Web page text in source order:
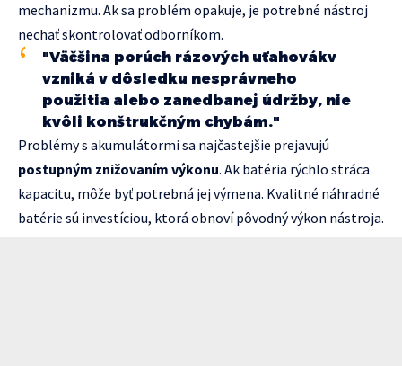
mechanizmu. Ak sa problém opakuje, je potrebné nástroj
nechať skontrolovať odborníkom.
"Väčšina porúch rázových uťahovákv
vzniká v dôsledku nesprávneho
použitia alebo zanedbanej údržby, nie
kvôli konštrukčným chybám."
Problémy s akumulátormi sa najčastejšie prejavujú
postupným znižovaním výkonu. Ak batéria rýchlo stráca
kapacitu, môže byť potrebná jej výmena. Kvalitné náhradné
batérie sú investíciou, ktorá obnoví pôvodný výkon nástroja.